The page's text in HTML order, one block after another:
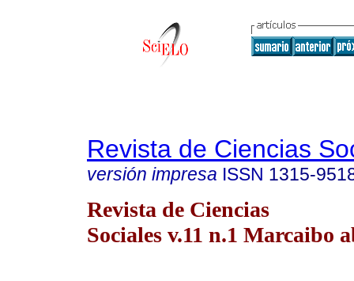
Revista de Ciencias
versión impresa ISSN 1315-
Revista de Ciencias
Sociales v.11 n.1 Marcaibo